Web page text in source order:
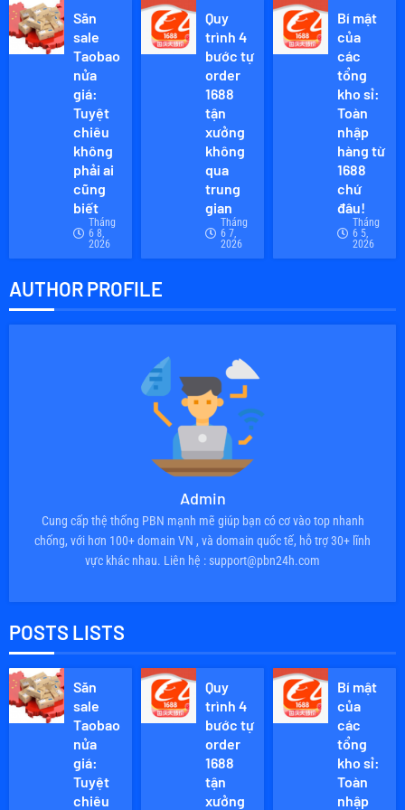
Săn
sale
Taobao
nửa
giá:
Tuyệt
chiêu
không
phải ai
cũng
biết
Tháng
6 8,
2026
Quy
trình 4
bước tự
order
1688
tận
xưởng
không
qua
trung
gian
Tháng
6 7,
2026
Bí mật
của
các
tổng
kho sỉ:
Toàn
nhập
hàng từ
1688
chứ
đâu!
Tháng
6 5,
2026
AUTHOR PROFILE
Admin
Cung cấp thệ thống PBN mạnh mẽ giúp bạn có cơ vào top nhanh
chống, với hơn 100+ domain VN , và domain quốc tế, hỗ trợ 30+ lĩnh
vực khác nhau. Liên hệ : support@pbn24h.com
POSTS LISTS
Săn
sale
Taobao
nửa
giá:
Tuyệt
chiêu
Quy
trình 4
bước tự
order
1688
tận
xưởng
Bí mật
của
các
tổng
kho sỉ:
Toàn
nhập